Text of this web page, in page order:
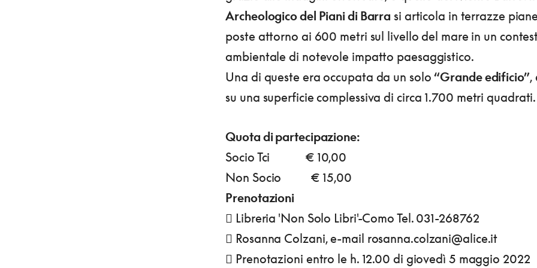
Archeologico del Piani di Barra si articola in terrazze
poste attorno ai 600 metri sul livello del mare in un
ambientale di notevole impatto paesaggistico.
Una di queste era occupata da un solo“Grande edificio”,
su una superficie complessiva di circa 1.700 metri quadrati.
Quota di partecipazione:
Socio Tci € 10,00
Non Socio € 15,00
Prenotazioni
 Libreria 'Non Solo Libri'-Como Tel. 031-268762
 Rosanna Colzani, e-mail rosanna.colzani@alice.it
 Prenotazioni entro le h. 12.00 di giovedì 5 maggio 2022